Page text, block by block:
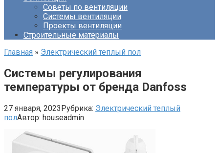
Советы по вентиляции
Системы вентиляции
Проекты вентиляции
Строительные материалы
Главная » Электрический теплый пол
Системы регулирования
температуры от бренда Danfoss
27 января, 2023Рубрика: Электрический теплый
полАвтор: houseadmin